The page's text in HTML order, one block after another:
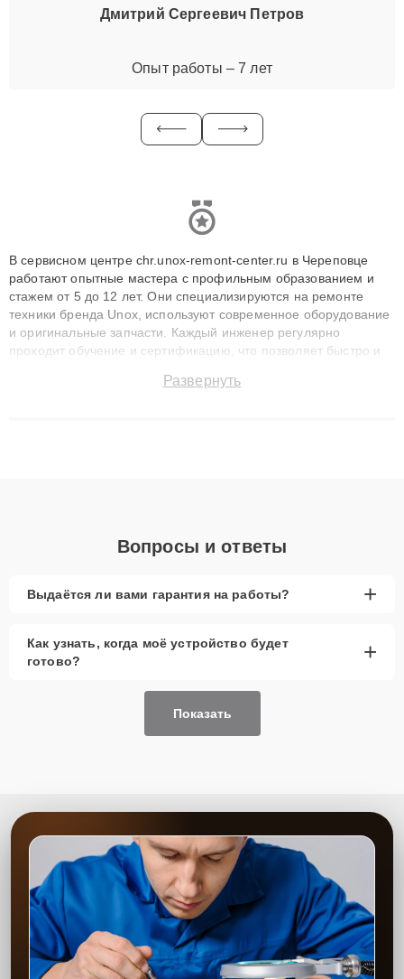
Дмитрий Сергеевич Петров
Опыт работы – 7 лет
В сервисном центре chr.unox-remont-center.ru в Череповце
работают опытные мастера с профильным образованием и
стажем от 5 до 12 лет. Они специализируются на ремонте
техники бренда Unox, используют современное оборудование
и оригинальные запчасти. Каждый инженер регулярно
проходит обучение и сертификацию, что позволяет быстро и
сохранением гарантии до 3 лет. Наши мастера решают
Развернуть
Вопросы и ответы
Выдаётся ли вами гарантия на работы? +
Как узнать, когда моё устройство будет
готово?
+
Показать